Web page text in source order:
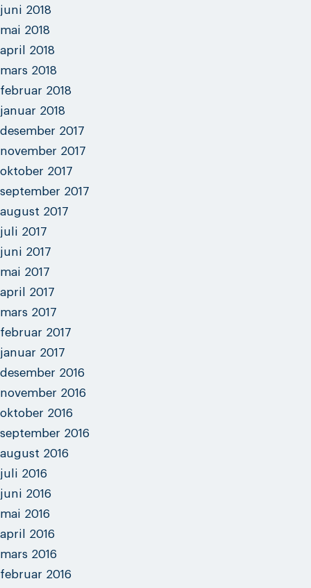
juni 2018
mai 2018
april 2018
mars 2018
februar 2018
januar 2018
desember 2017
november 2017
oktober 2017
september 2017
august 2017
juli 2017
juni 2017
mai 2017
april 2017
mars 2017
februar 2017
januar 2017
desember 2016
november 2016
oktober 2016
september 2016
august 2016
juli 2016
juni 2016
mai 2016
april 2016
mars 2016
februar 2016